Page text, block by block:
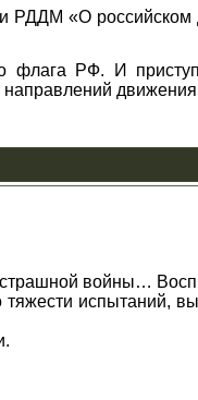
РДДМ «О российском
флага РФ. И
направлений
войны…
тяжести испытаний,